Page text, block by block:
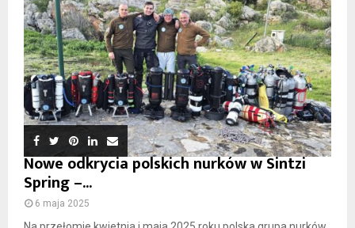
Nowe odkrycia polskich nurków w Sintzi
Spring –...
6 maja 2025